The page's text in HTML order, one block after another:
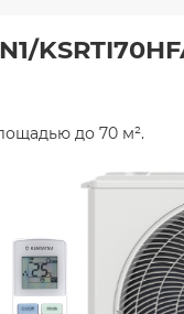
до 70 м².